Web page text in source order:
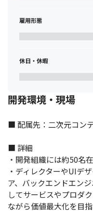
雇用形態
休日・休暇
開発環境・現場
■ 配属先：二次元コン
■ 詳細
・開発組織には約50名
・ディレクターやUIデ
ア、バックエンドエン
してサービスやプロダ
ながら価値最大化を目